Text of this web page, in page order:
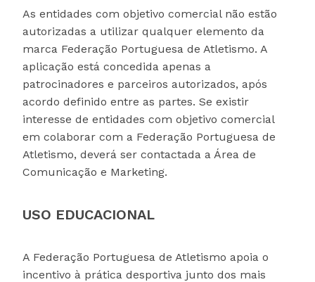
As entidades com objetivo comercial não estão
autorizadas a utilizar qualquer elemento da
marca Federação Portuguesa de Atletismo. A
aplicação está concedida apenas a
patrocinadores e parceiros autorizados, após
acordo definido entre as partes. Se existir
interesse de entidades com objetivo comercial
em colaborar com a Federação Portuguesa de
Atletismo, deverá ser contactada a Área de
Comunicação e Marketing.
USO EDUCACIONAL
A Federação Portuguesa de Atletismo apoia o
incentivo à prática desportiva junto dos mais